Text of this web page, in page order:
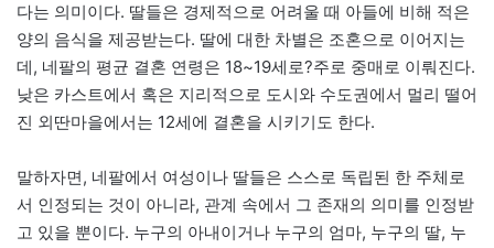
다는 의미이다. 딸들은 경제적으로 어려울 때 아들에 비해 적은
양의 음식을 제공받는다. 딸에 대한 차별은 조혼으로 이어지는
데, 네팔의 평균 결혼 연령은 18~19세로?주로 중매로 이뤄진다.
낮은 카스트에서 혹은 지리적으로 도시와 수도권에서 멀리 떨어
진 외딴마을에서는 12세에 결혼을 시키기도 한다.
말하자면, 네팔에서 여성이나 딸들은 스스로 독립된 한 주체로
서 인정되는 것이 아니라, 관계 속에서 그 존재의 의미를 인정받
고 있을 뿐이다. 누구의 아내이거나 누구의 엄마, 누구의 딸, 누